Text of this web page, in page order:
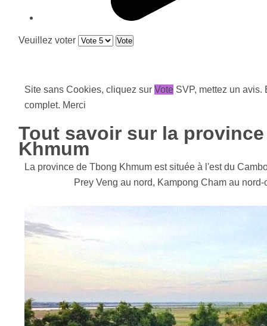
Veuillez voter
Site sans Cookies, cliquez surVote SVP, mettez un
complet. Merci
Tout savoir sur la
Khmum
La province de Tbong Khmum est située à l'est du
Prey Veng au nord, Kampong Cham au